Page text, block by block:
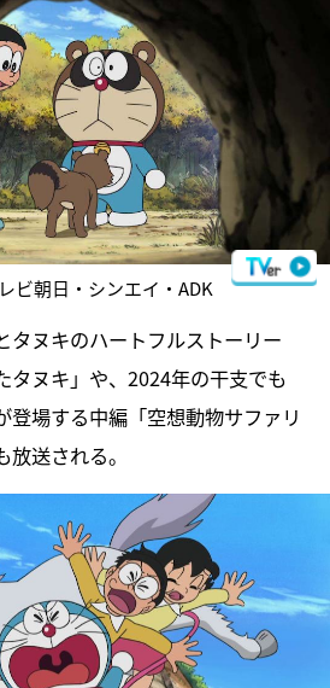
ビ朝日・シンエイ・ADK
タヌキのハートフルストーリー
タヌキ」や、2024年の干支でも
登場する中編「空想動物サファリ
送される。